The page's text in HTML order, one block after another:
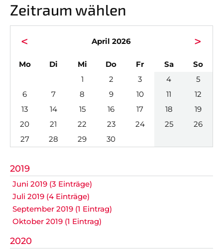
Zeitraum wählen
< April 2026 >
Montag Dienstag
Mittwoch
Donnerstag
Freitag SamstagSo
1
2 3 4
5
6
7 8 9 10 11
12
13
14 15 16 17 18
19
20
21 22 23 24 25
26
27
28 29 30
2019
Juni 2019 (3 Einträge)
Juli 2019 (4 Einträge)
September 2019 (1 Eintrag)
Oktober 2019 (1 Eintrag)
2020
Termine
Twitter
Damen
Herren 30
Herren 60
NACHWUCHS BILDERGALERIEN
Bitte nehmen Sie Kontakt mit uns auf. Wir helfen
gerne weiter.
post@svo.germaringen.de
Navigation